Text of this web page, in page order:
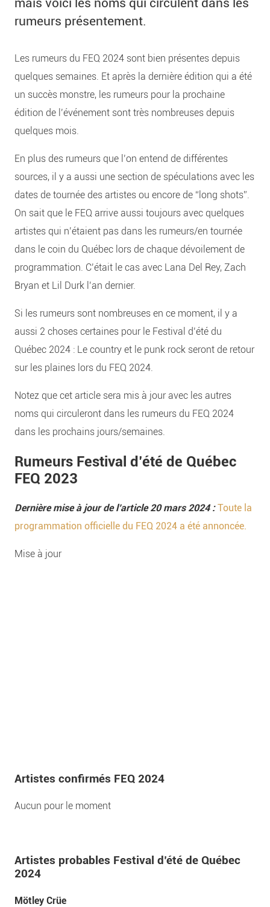
mais voici les noms qui circulent dans les
rumeurs présentement.
Les rumeurs du FEQ 2024 sont bien présentes depuis
quelques semaines. Et après la dernière édition qui a été
un succès monstre, les rumeurs pour la prochaine
édition de l’événement sont très nombreuses depuis
quelques mois.
En plus des rumeurs que l’on entend de différentes
sources, il y a aussi une section de spéculations avec les
dates de tournée des artistes ou encore de “long shots”.
On sait que le FEQ arrive aussi toujours avec quelques
artistes qui n’étaient pas dans les rumeurs/en tournée
dans le coin du Québec lors de chaque dévoilement de
programmation. C’était le cas avec Lana Del Rey, Zach
Bryan et Lil Durk l’an dernier.
Si les rumeurs sont nombreuses en ce moment, il y a
aussi 2 choses certaines pour le Festival d’été du
Québec 2024 : Le country et le punk rock seront de retour
sur les plaines lors du FEQ 2024.
Notez que cet article sera mis à jour avec les autres
noms qui circuleront dans les rumeurs du FEQ 2024
dans les prochains jours/semaines.
Rumeurs Festival d’été de Québec
FEQ 2023
Dernière mise à jour de l’article 20 mars 2024 :Toute la
programmation officielle du FEQ 2024 a été annoncée.
Mise à jour
Artistes confirmés FEQ 2024
Aucun pour le moment
Artistes probables Festival d’été de Québec
2024
Mötley Crüe